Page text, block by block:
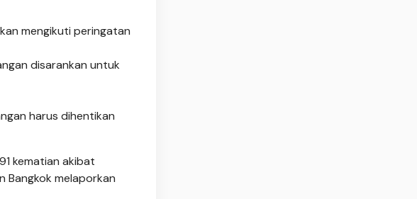
mengikuti peringatan
disarankan untuk
harus dihentikan
kematian akibat
Bangkok melaporkan